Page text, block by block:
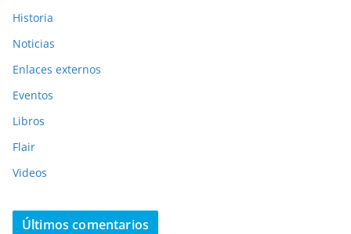
Historia
Noticias
Enlaces externos
Eventos
Libros
Flair
Videos
Últimos comentarios